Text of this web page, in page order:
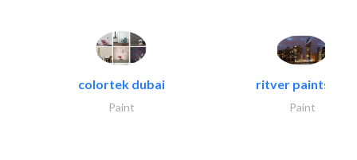
colortek dubai
Paint
ritver paints &..
Paint